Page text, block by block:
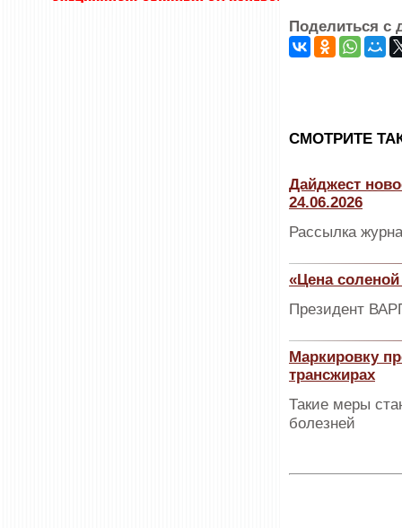
Поделиться с
CМОТРИТЕ
Дайджест
24.06.2026
Рассылка
«Цена
Президент
Маркировку
трансжирах
Такие меры
болезней